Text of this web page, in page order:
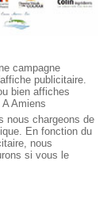
campagne
publicitaire.
bien affiches
Amiens
nous chargeons de
En fonction du
nous
si vous le